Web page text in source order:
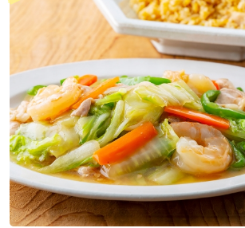
お問い合わせ カタログ
会社案内
お電話でのお問い合わせ・
0120-46-
受付時間 / 8:00〜17:30（日・祝日